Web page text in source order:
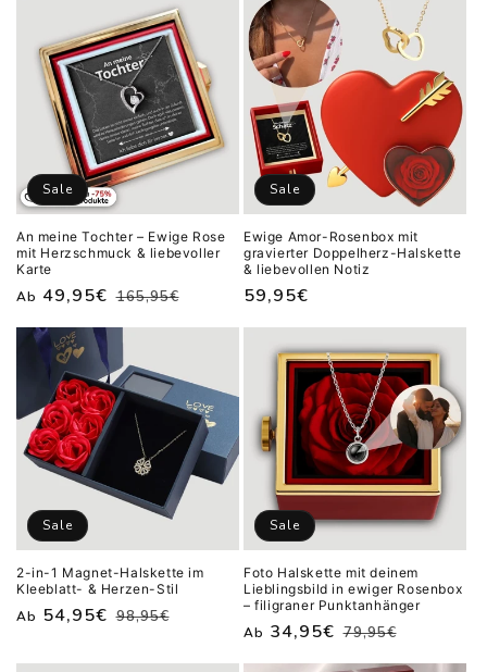
Sale
An meine Tochter – Ewige Rose
mit Herzschmuck & liebevoller
Karte
Normaler
Preis
165,95€
Verkaufspreis
Ab 49,95€
Sale
Ewige Amor-Rosenbox mit
gravierter Doppelherz-Halskette
& liebevollen Notiz
Verkaufspreis
59,95€
Sale
2-in-1 Magnet-Halskette im
Kleeblatt- & Herzen-Stil
Normaler
98,95€
Verkaufspreis
Ab 54,95€
Sale
Foto Halskette mit deinem
Lieblingsbild in ewiger Rosenbox
– filigraner Punktanhänger
Normaler
Preis
79,95€
Verkaufspreis
Ab 34,95€